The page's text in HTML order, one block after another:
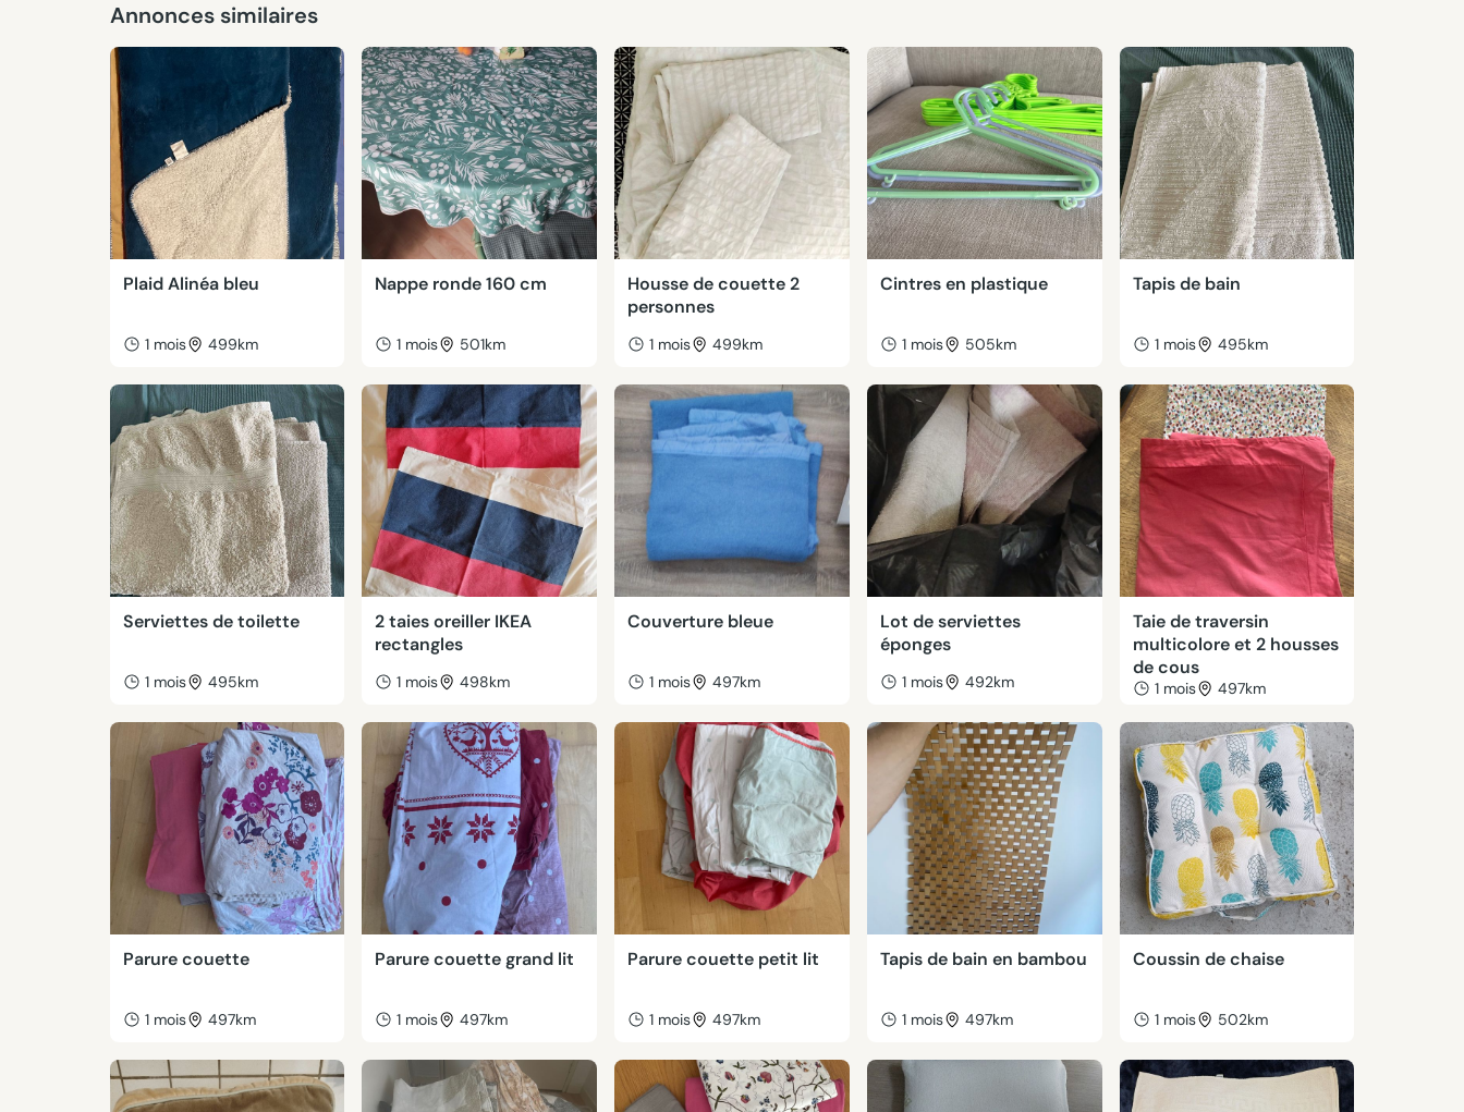
Annonces similaires
Plaid Alinéa bleu
1 mois 499km
Nappe ronde 160 cm
1 mois 501km
Housse de couette 2
personnes
1 mois 499km
Cintres en plastique
1 mois 505km
Tapis de bain
1 mois 495km
Serviettes de toilette
1 mois 495km
2 taies oreiller IKEA
rectangles
1 mois 498km
Couverture bleue
1 mois 497km
Lot de serviettes
éponges
1 mois 492km
Taie de traversin
multicolore et 2 housses
de cous
1 mois 497km
Parure couette
1 mois 497km
Parure couette grand lit
1 mois 497km
Parure couette petit lit
1 mois 497km
Tapis de bain en bambou
1 mois 497km
Coussin de chaise
1 mois 502km